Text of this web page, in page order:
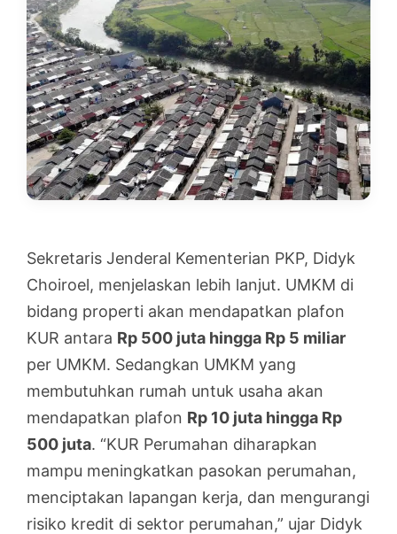
Sekretaris Jenderal Kementerian PKP, Didyk
Choiroel, menjelaskan lebih lanjut. UMKM di
bidang properti akan mendapatkan plafon
KUR antara Rp 500 juta hingga Rp 5 miliar
per UMKM. Sedangkan UMKM yang
membutuhkan rumah untuk usaha akan
mendapatkan plafon Rp 10 juta hingga Rp
500 juta. “KUR Perumahan diharapkan
mampu meningkatkan pasokan perumahan,
menciptakan lapangan kerja, dan mengurangi
risiko kredit di sektor perumahan,” ujar Didyk